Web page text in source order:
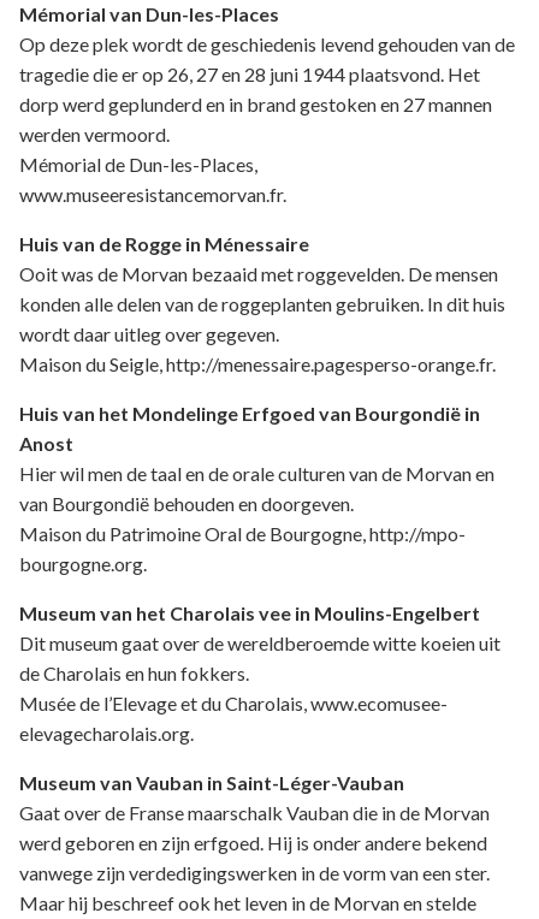
Mémorial van Dun-les-Places
Op deze plek wordt de geschiedenis levend gehouden van de
tragedie die er op 26, 27 en 28 juni 1944 plaatsvond. Het
dorp werd geplunderd en in brand gestoken en 27 mannen
werden vermoord.
Mémorial de Dun-les-Places,
www.museeresistancemorvan.fr.
Huis van de Rogge in Ménessaire
Ooit was de Morvan bezaaid met roggevelden. De mensen
konden alle delen van de roggeplanten gebruiken. In dit huis
wordt daar uitleg over gegeven.
Maison du Seigle, http://menessaire.pagesperso-orange.fr.
Huis van het Mondelinge Erfgoed van Bourgondië in
Anost
Hier wil men de taal en de orale culturen van de Morvan en
van Bourgondië behouden en doorgeven.
Maison du Patrimoine Oral de Bourgogne, http://mpo-
bourgogne.org.
Museum van het Charolais vee in Moulins-Engelbert
Dit museum gaat over de wereldberoemde witte koeien uit
de Charolais en hun fokkers.
Musée de l’Elevage et du Charolais, www.ecomusee-
elevagecharolais.org.
Museum van Vauban in Saint-Léger-Vauban
Gaat over de Franse maarschalk Vauban die in de Morvan
werd geboren en zijn erfgoed. Hij is onder andere bekend
vanwege zijn verdedigingswerken in de vorm van een ster.
Maar hij beschreef ook het leven in de Morvan en stelde